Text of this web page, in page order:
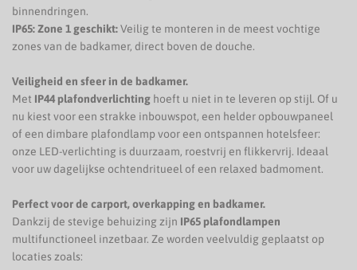
binnendringen.
IP65: Zone 1 geschikt:Veilig te monteren in de meest vochtige
zones van de badkamer, direct boven de douche.
Veiligheid en sfeer in de badkamer.
Met IP44 plafondverlichting hoeft u niet in te leveren op stijl. Of u
nu kiest voor een strakke inbouwspot, een helder opbouwpaneel
of een dimbare plafondlamp voor een ontspannen hotelsfeer:
onze LED-verlichting is duurzaam, roestvrij en flikkervrij. Ideaal
voor uw dagelijkse ochtendritueel of een relaxed badmoment.
Perfect voor de carport, overkapping en badkamer.
Dankzij de stevige behuizing zijn IP65 plafondlampen
multifunctioneel inzetbaar. Ze worden veelvuldig geplaatst op
locaties zoals: